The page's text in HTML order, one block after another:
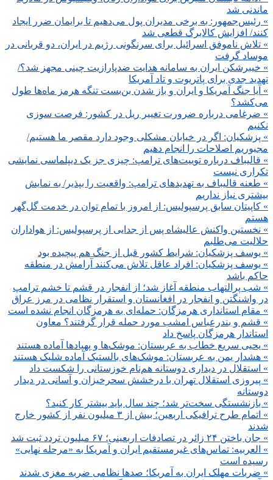
ماندنی شد
» رئیس‌جمهور: به برخی مدیران پول می‌دهیم تا برایمان ضرر ایجاد
کنند/ افزایش کالابرگ قطعی شد
» تلاش ناموفق اسرائیل برای سرنگونی رژیم در ایران، دو قربانی در
موساد گرفت
» خیبرشکن ایران به سامانه هدایت ضدپارازیت چینی مجهز شد؟/
تهدید جدی برای پاتریوت و تاد آمریکا
» آیا جنگ آمریکا و ایران و باز شدن بن‌بست تنگه هرمز ماه‌ها طول
می‌کشد؟
» ضرغامی درباره ضرورت تغییر ریل در کشور: فرصت سوزی
نکنیم
» پزشکیان: اگر در خیابان مشکلی وجود دارد مقصر ما هستیم/
مجبوریم اصلاحات را انجام دهیم
» قالیباف درباره توییت‌های ترامپ: چیزی جز یک دیپلماسی نمایشی
تکراری نیست
» طعنه قالیباف به تهدیدهای ترامپ: واقعیت را بپذیر/ به نمایش
بیشتری نیاز نداریم
» کاپیتان سابق پرسپولیس: از امروز با تمام توان در خدمت گل‌گهر
هستم
» نخستین واکنش عالیشاه پس از جدایی از پرسپولیس: از هواداران
حلالیت می‌طلبم
» یوسف پزشکیان: شرایط کشور قبل از جنگ هم پیچیده بود
» یوسف پزشکیان: افراد عاقل تلاش می‌کنند آرامش در منطقه
حاکم باشد
» شب پرالتهاب منطقه آغاز شد؛ از انفجار در قشم تا خشم ترامپ
در واشنگتن و انفجار در افغانستان و استقرار نظامی در مرز عراق
» مقام استانداری هرمزگان: حمله‌ای به هرمزگان انجام نشده است
» قشم و بندرعباس امشب مورد حمله قرار گرفتند؟ معاون
استاندار هرمزگان پاسخ داد
» یحیی سریع خطاب به عربستان: موشک‌ها و پهپادها آماده هستند
» هشدار یمن به عربستان: موشک‌های بالستیک آماده شلیک هستند
» استقلال در دیداری دوستانه هم‌نام خوزستانی را شکست داد
» پیروزی استقلال تهران با درخشش سحرخیزان و آسانی در دیدار
دوستانه
» بازنشستگی سخت‌تر شد؛ چند سال باید بیشتر کار کنید؟
» اتمام طرح ترافیکی اربعین؛ بیش از ۳ میلیون نفر از کشور خارج
شدند
» جان باختن ۲۴ زائر در تصادفات اربعینی؛ ۶۷ میلیون تردد ثبت شد
» العربیه: تماس‌های غیرمستقیم ایران و آمریکا به «مرحله نهایی»
رسیده است
» ضربات مهلک ایران به آمریکا؛ صدها نظامی ضربه مغزی شدند